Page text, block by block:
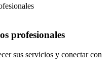
profesionales
sus servicios y conectar con